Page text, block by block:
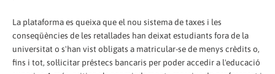
La plataforma es queixa que el nou sistema de taxes i les
conseqüències de les retallades han deixat estudiants fora de la
universitat o s'han vist obligats a matricular-se de menys crèdits o,
fins i tot, sol·licitar préstecs bancaris per poder accedir a l'educació